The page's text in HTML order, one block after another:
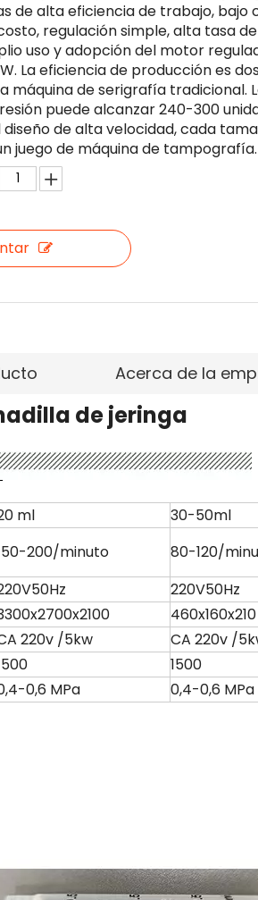
de alta eficiencia de trabajo, bajo
regulación simple, alta tasa de
uso y adopción del motor
La eficiencia de producción es
máquina de serigrafía tradicional.
puede alcanzar 240-300
diseño de alta velocidad, cada
juego de máquina de tampografía.
Acerca de la
de jeringa
ml
30-50ml
200/minuto
80-120/
220V50Hz
460x160x210
220v /5kw
CA 220v /
1500
0,6 MPa 0,4-0,6 MPa